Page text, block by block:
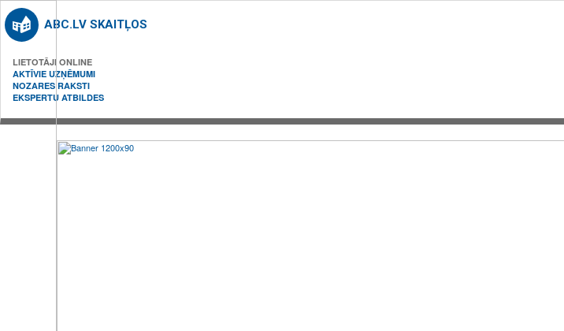
ABC.LV SKAITĻOS
LIETOTĀJI ONLINE
AKTĪVIE UZŅĒMUMI
NOZARES RAKSTI
EKSPERTU ATBILDES